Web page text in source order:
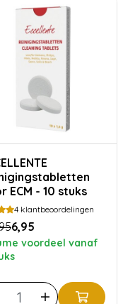
ECM - 10 stuks
4 klantbeoordelingen
6,95
voordeel vanaf